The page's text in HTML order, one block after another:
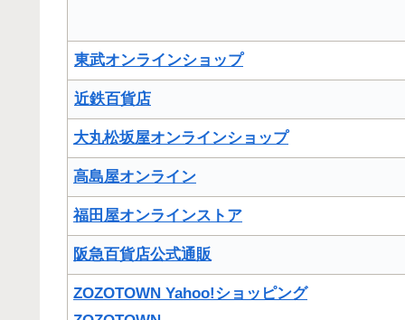
東武オンラインショップ
近鉄百貨店
大丸松坂屋オンラインショップ
高島屋オンライン
福田屋オンラインストア
阪急百貨店公式通販
ZOZOTOWN Yahoo!ショッピング